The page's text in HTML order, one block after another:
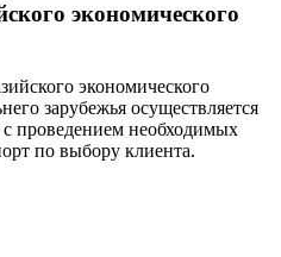
экономического
экономического
зарубежья осуществляется
проведением необходимых
по выбору клиента.